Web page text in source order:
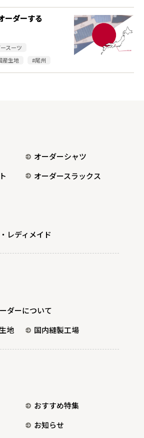
ーダーする
スーツ
産生地 #尾州
オーダーシャツ
オーダースラックス
レディメイド
ダーについて
地
国内縫製工場
おすすめ特集
お知らせ